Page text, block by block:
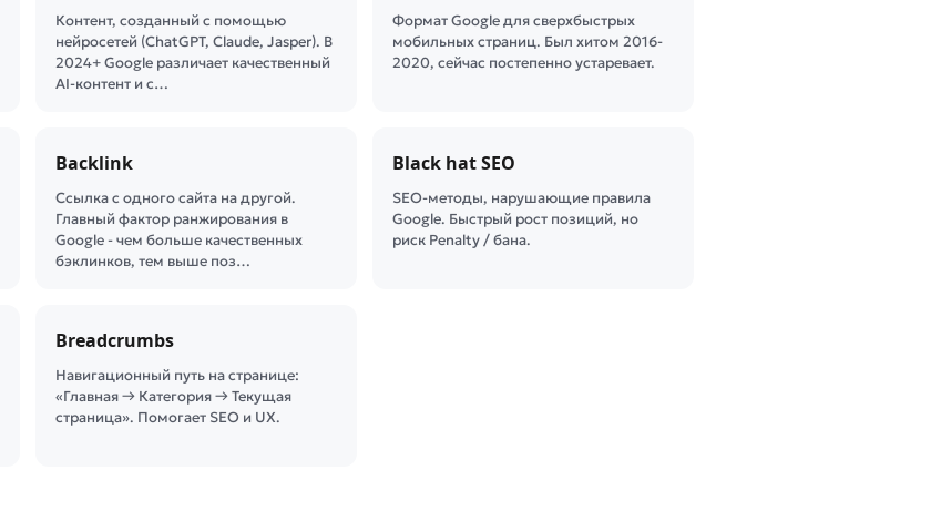
Контент, созданный с помощью
нейросетей (ChatGPT, Claude, Jasper). В
2024+ Google различает качественный
AI-контент и с…
Формат Google для сверхбыстрых
мобильных страниц. Был хитом 2016-
2020, сейчас постепенно устаревает.
Backlink
Ссылка с одного сайта на другой.
Главный фактор ранжирования в
Google - чем больше качественных
бэклинков, тем выше поз…
Black hat SEO
SEO-методы, нарушающие правила
Google. Быстрый рост позиций, но
риск Penalty / банa.
Breadcrumbs
Навигационный путь на странице:
«Главная → Категория → Текущая
страница». Помогает SEO и UX.